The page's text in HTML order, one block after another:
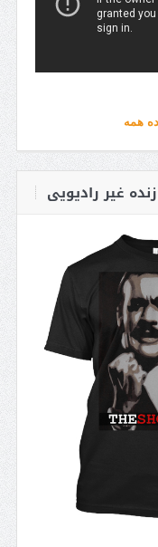
همه
غیر رادیویی